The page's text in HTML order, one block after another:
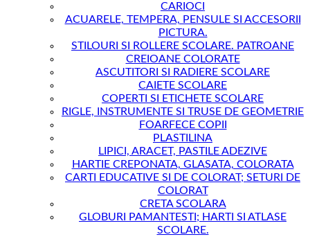
CARIOCI
ACUARELE, TEMPERA, PENSULE SI ACCESORII
PICTURA.
STILOURI SI ROLLERE SCOLARE. PATROANE
CREIOANE COLORATE
ASCUTITORI SI RADIERE SCOLARE
CAIETE SCOLARE
COPERTI SI ETICHETE SCOLARE
RIGLE, INSTRUMENTE SI TRUSE DE GEOMETRIE
FOARFECE COPII
PLASTILINA
LIPICI, ARACET, PASTILE ADEZIVE
HARTIE CREPONATA, GLASATA, COLORATA
CARTI EDUCATIVE SI DE COLORAT; SETURI DE
COLORAT
CRETA SCOLARA
GLOBURI PAMANTESTI; HARTI SI ATLASE
SCOLARE.